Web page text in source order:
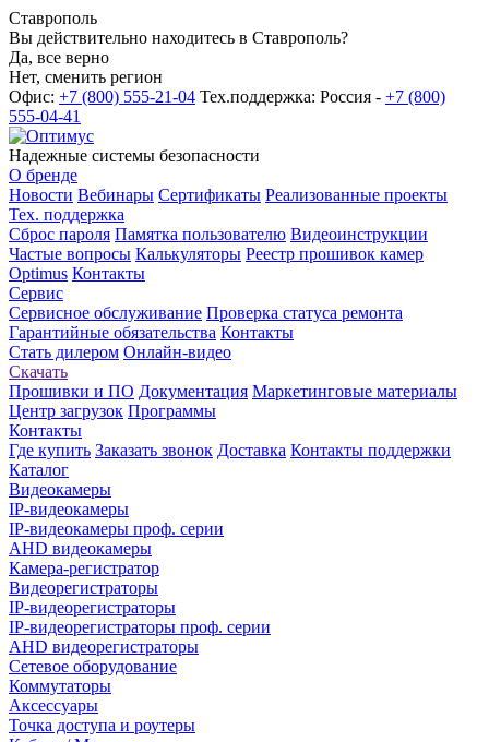
Ставрополь
Вы действительно находитесь в Ставрополь?
Да, все верно
Нет, сменить регион
Офис: +7 (800) 555-21-04 Тех.поддержка: Россия - +7 (800)
555-04-41
Надежные системы безопасности
О бренде
Новости Вебинары Сертификаты Реализованные проекты
Тех. поддержка
Сброс пароля Памятка пользователю Видеоинструкции
Частые вопросы Калькуляторы Реестр прошивок камер
Optimus Контакты
Сервис
Сервисное обслуживание Проверка статуса ремонта
Гарантийные обязательства Контакты
Стать дилером Онлайн-видео
Скачать
Прошивки и ПО Документация Маркетинговые материалы
Центр загрузок Программы
Контакты
Где купить Заказать звонок Доставка Контакты поддержки
Каталог
Видеокамеры
IP-видеокамеры
IP-видеокамеры проф. серии
AHD видеокамеры
Камера-регистратор
Видеорегистраторы
IP-видеорегистраторы
IP-видеорегистраторы проф. серии
AHD видеорегистраторы
Сетевое оборудование
Коммутаторы
Аксессуары
Точка доступа и роутеры